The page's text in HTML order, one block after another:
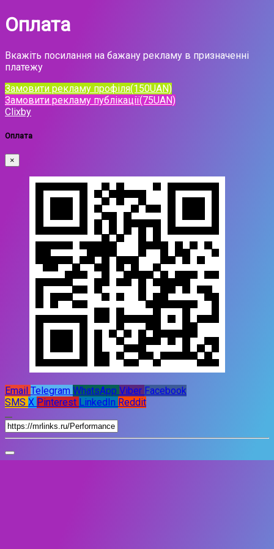
Оплата
Вкажіть посилання на бажану рекламу в призначенні
платежу
Замовити рекламу профіля(150UAN)
Замовити рекламу публікації(75UAN)
Clixby
Оплата
×
Email Telegram WhatsApp Viber Facebook
SMS X Pinterest LinkedIn Reddit